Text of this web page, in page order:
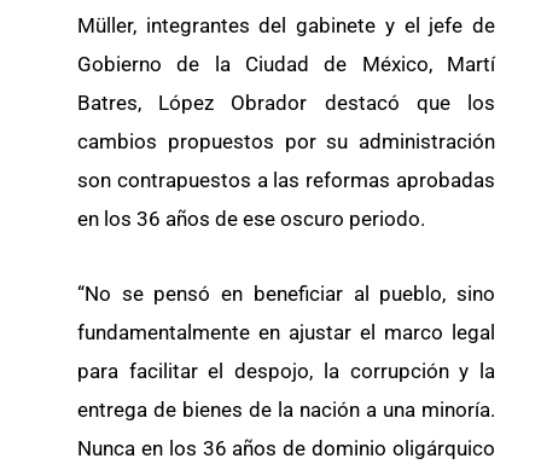
Müller, integrantes del gabinete y el jefe de
Gobierno de la Ciudad de México, Martí
Batres, López Obrador destacó que los
cambios propuestos por su administración
son contrapuestos a las reformas aprobadas
en los 36 años de ese oscuro periodo.
“No se pensó en beneficiar al pueblo, sino
fundamentalmente en ajustar el marco legal
para facilitar el despojo, la corrupción y la
entrega de bienes de la nación a una minoría.
Nunca en los 36 años de dominio oligárquico